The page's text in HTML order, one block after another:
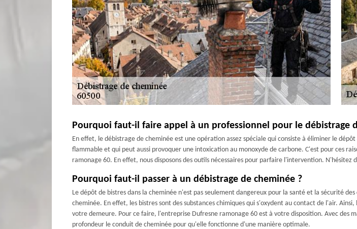
Pourquoi faut-il faire appel à un professionnel pour le débistrage
En effet, le débistrage de cheminée est une opération assez spéciale qui consiste à éliminer le
flammable et qui peut aussi provoquer une intoxication au monoxyde de carbone. C'est pour ces
ramonage 60. En effet, nous disposons des outils nécessaires pour parfaire l'intervention. N'hésitez
Pourquoi faut-il passer à un débistrage de cheminée ?
Le dépôt de bistres dans la cheminée n'est pas seulement dangereux pour la santé et la sécurité
cheminée. En effet, les bistres sont des substances chimiques qui s'oxydent au contact de l'air.
votre demeure. Pour ce faire, l'entreprise Dufresne ramonage 60 est à votre disposition. Avec des
profondeur le conduit de cheminée pour qu'elle fonctionne d'une manière optimale.